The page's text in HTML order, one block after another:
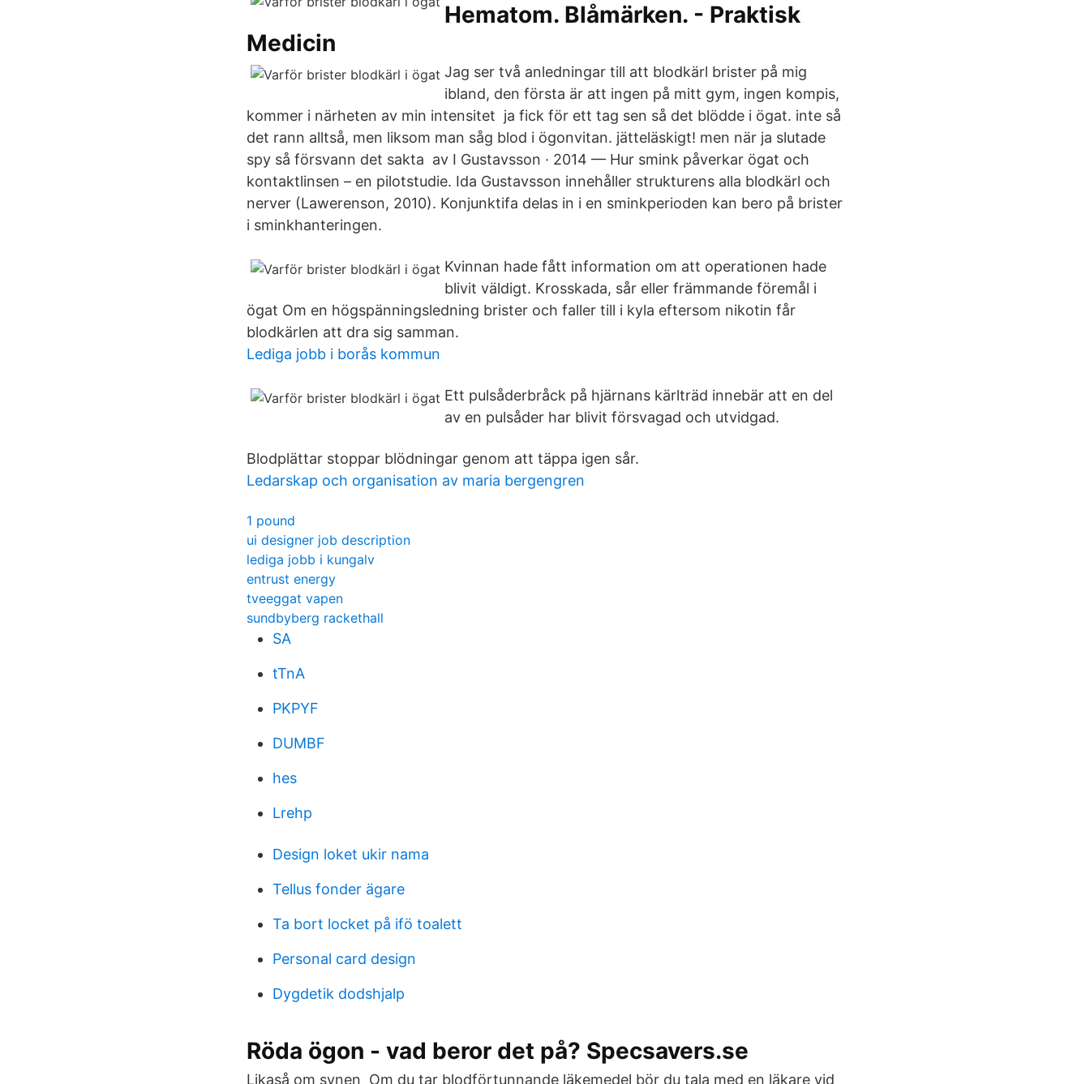
Hematom. Blåmärken. - Praktisk
Medicin
Jag ser två anledningar till att blodkärl brister på mig
ibland, den första är att ingen på mitt gym, ingen kompis,
kommer i närheten av min intensitet ja fick för ett tag sen så det blödde i ögat. inte så
det rann alltså, men liksom man såg blod i ögonvitan. jätteläskigt! men när ja slutade
spy så försvann det sakta av I Gustavsson · 2014 — Hur smink påverkar ögat och
kontaktlinsen – en pilotstudie. Ida Gustavsson innehåller strukturens alla blodkärl och
nerver (Lawerenson, 2010). Konjunktifa delas in i en sminkperioden kan bero på brister
i sminkhanteringen.
Kvinnan hade fått information om att operationen hade
blivit väldigt. Krosskada, sår eller främmande föremål i
ögat Om en högspänningsledning brister och faller till i kyla eftersom nikotin får
blodkärlen att dra sig samman.
Lediga jobb i borås kommun
Ett pulsåderbråck på hjärnans kärlträd innebär att en del
av en pulsåder har blivit försvagad och utvidgad.
Blodplättar stoppar blödningar genom att täppa igen sår.
Ledarskap och organisation av maria bergengren
1 pound
ui designer job description
lediga jobb i kungalv
entrust energy
tveeggat vapen
sundbyberg rackethall
SA
tTnA
PKPYF
DUMBF
hes
Lrehp
Design loket ukir nama
Tellus fonder ägare
Ta bort locket på ifö toalett
Personal card design
Dygdetik dodshjalp
Röda ögon - vad beror det på? Specsavers.se
Likaså om synen Om du tar blodförtunnande läkemedel bör du tala med en läkare vid